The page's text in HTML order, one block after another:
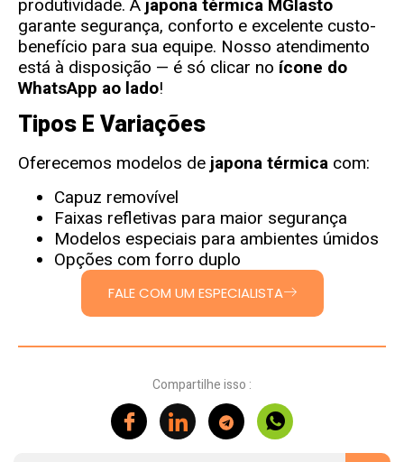
produtividade. A japona térmica MGlasto
garante segurança, conforto e excelente custo-
benefício para sua equipe. Nosso atendimento
está à disposição — é só clicar no ícone do
WhatsApp ao lado!
Tipos E Variações
Oferecemos modelos de japona térmica com:
Capuz removível
Faixas refletivas para maior segurança
Modelos especiais para ambientes úmidos
Opções com forro duplo
FALE COM UM ESPECIALISTA
Compartilhe isso :